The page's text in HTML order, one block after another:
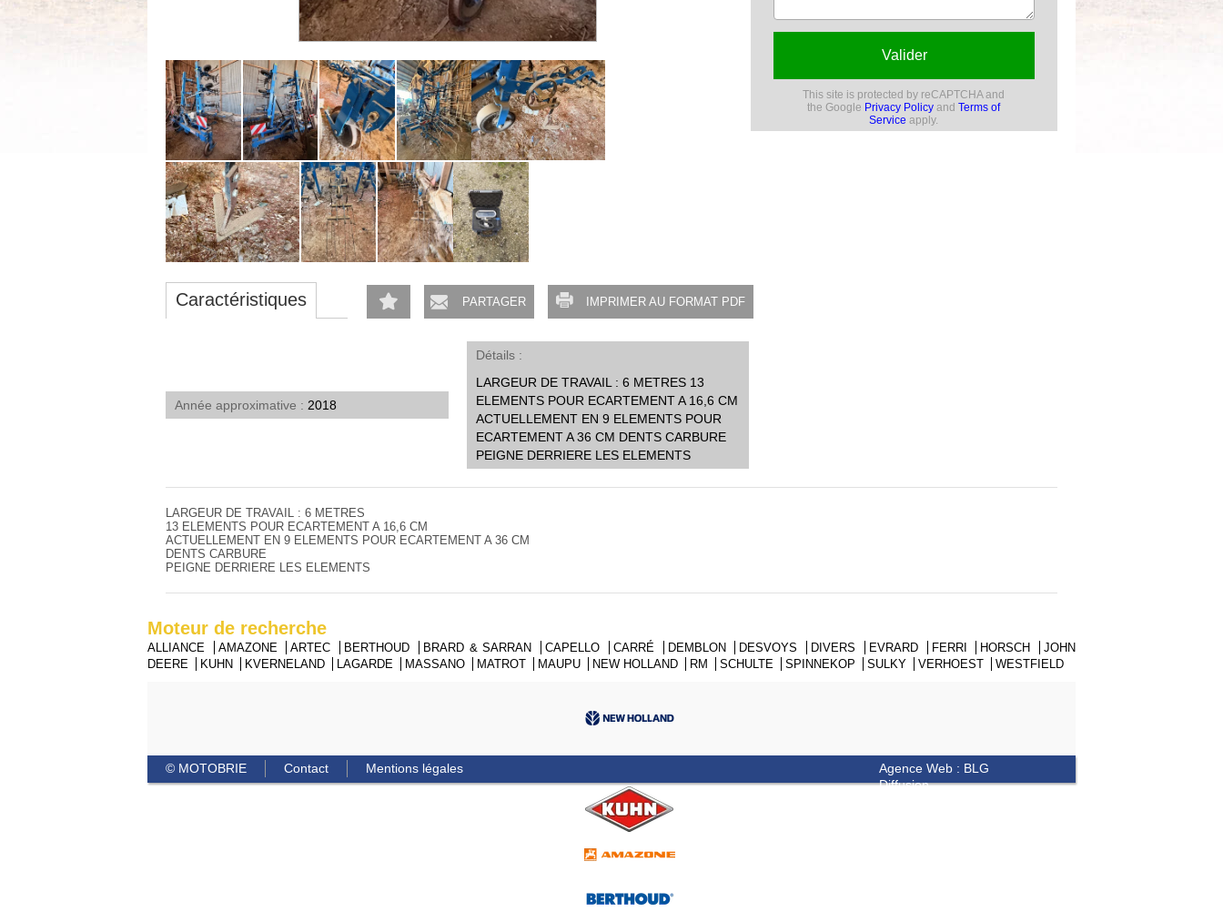
Caractéristiques PARTAGER IMPRIMER AU FORMAT PDF
Année approximative 2018
Détails
LARGEUR DE TRAVAIL : 6 METRES 13
ELEMENTS POUR ECARTEMENT A 16,6 CM
ACTUELLEMENT EN 9 ELEMENTS POUR
ECARTEMENT A 36 CM DENTS CARBURE
PEIGNE DERRIERE LES ELEMENTS
LARGEUR DE TRAVAIL : 6 METRES
13 ELEMENTS POUR ECARTEMENT A 16,6 CM
ACTUELLEMENT EN 9 ELEMENTS POUR ECARTEMENT A 36 CM
DENTS CARBURE
PEIGNE DERRIERE LES ELEMENTS
Valider
This site is protected by reCAPTCHA and
the Google Privacy Policy andTerms of
Service apply.
Moteur de recherche
ALLIANCE AMAZONE ARTEC BERTHOUD BRARD & SARRAN CAPELLO CARRÉ DEMBLON DESVOYS DIVERS EVRARD FERRI HORSCH
JOHN
DEERE
KUHN KVERNELAND LAGARDE MASSANO MATROT MAUPU NEW HOLLAND RM SCHULTE SPINNEKOP SULKY VERHOEST WESTFIELD
© MOTOBRIE Contact Mentions légales
Agence Web : BLG
Diffusion